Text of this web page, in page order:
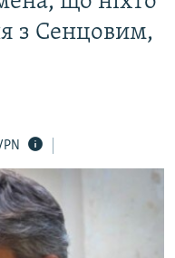
з Сенцовим,